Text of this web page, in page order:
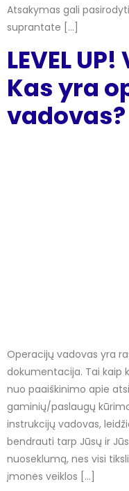
Atsakymas gali
suprantate […]
LEVEL
Kas yra
vadovas?
Operacijų vadovas yra
dokumentacija. Tai kaip
nuo ​​paaiškinimo apie
gaminių/paslaugų
instrukcijų vadovas,
bendrauti tarp Jūsų ir
nuoseklumą, nes visi
įmonės veiklos […]